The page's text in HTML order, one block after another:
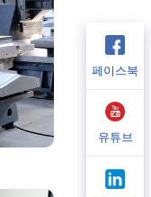
페이스북
유튜브